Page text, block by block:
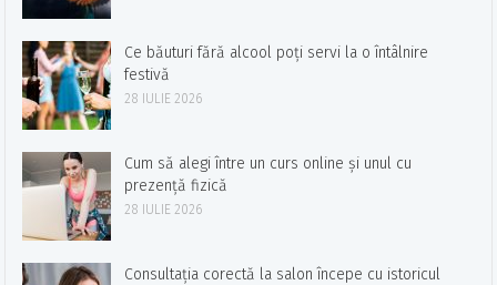
Ce băuturi fără alcool poți servi la o întâlnire
festivă
28 IULIE 2026
Cum să alegi între un curs online și unul cu
prezență fizică
28 IULIE 2026
Consultația corectă la salon începe cu istoricul